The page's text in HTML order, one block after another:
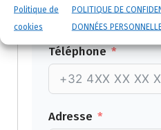
Politique de
cookies
POLITIQUE DE
DONNÉES
Téléphone
Adresse